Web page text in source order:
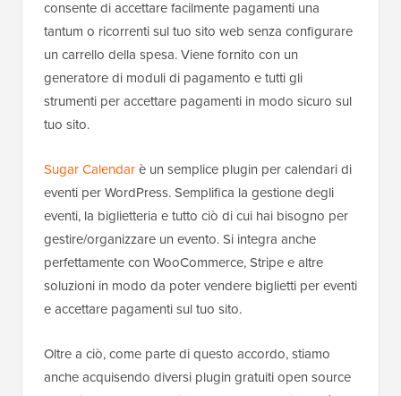
consente di accettare facilmente pagamenti una
tantum o ricorrenti sul tuo sito web senza configurare
un carrello della spesa. Viene fornito con un
generatore di moduli di pagamento e tutti gli
strumenti per accettare pagamenti in modo sicuro sul
tuo sito.
Sugar Calendarè un semplice plugin per calendari di
eventi per WordPress. Semplifica la gestione degli
eventi, la biglietteria e tutto ciò di cui hai bisogno per
gestire/organizzare un evento. Si integra anche
perfettamente con WooCommerce, Stripe e altre
soluzioni in modo da poter vendere biglietti per eventi
e accettare pagamenti sul tuo sito.
Oltre a ciò, come parte di questo accordo, stiamo
anche acquisendo diversi plugin gratuiti open source